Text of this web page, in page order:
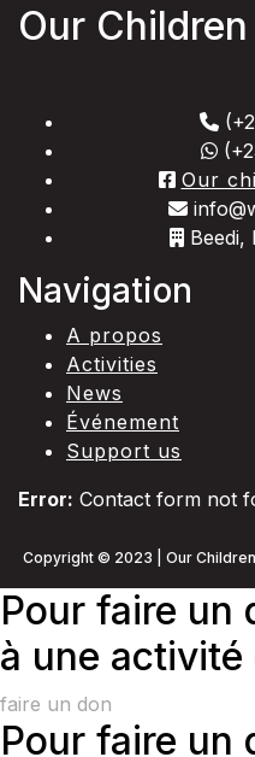
Our
Our
Beedi,
Navigation
A propos
Activities
News
Événement
Support us
Error: Contact form not
Copyright © 2023 | Our
Pour faire un
à une
faire un don
Pour faire un